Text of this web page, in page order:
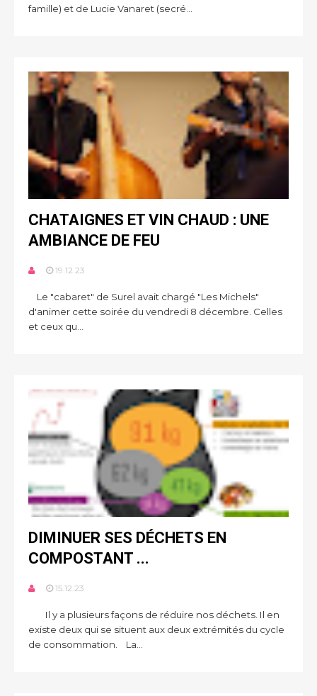
famille) et de Lucie Vanaret (secré...
CHATAIGNES ET VIN CHAUD : UNE
AMBIANCE DE FEU
19.12.23
Le "cabaret" de Surel avait chargé "Les Michels"
d'animer cette soirée du vendredi 8 décembre. Celles
et ceux qu...
DIMINUER SES DÉCHETS EN
COMPOSTANT ...
15.12.23
Il y a plusieurs façons de réduire nos déchets. Il en
existe deux qui se situent aux deux extrémités du cycle
de consommation. La...